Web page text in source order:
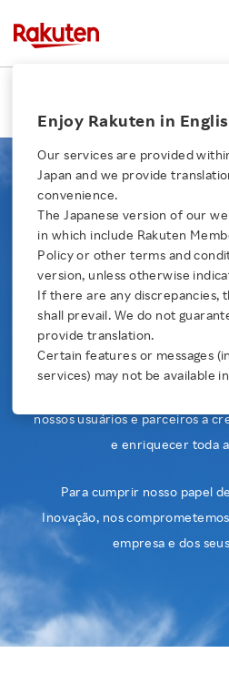
Click here for a list of Rakuten's
About Us
Rakuten Innovation
Media Room
Sustainability
Careers
Enjoy Rakuten in
Our services are provided
Japan and we provide
convenience.
The Japanese version of our
in which include Rakuten
Policy or other terms and
version, unless otherwise
If there are any discrepancies,
shall prevail. We do not
provide translation.
Certain features or messages
services) may not be available
Nossa
A missão do Grupo
sociedade,criando valor por
nossos usuários e parceiros a
e enriquecer toda
Para cumprir nosso papel
Inovação, nos
empresa e dos